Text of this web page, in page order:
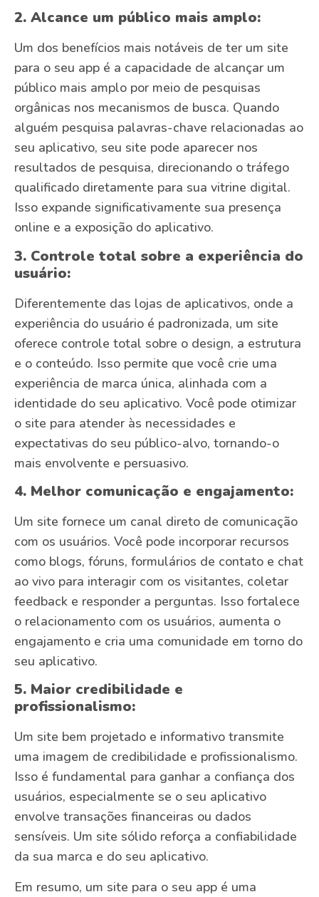
2. Alcance um público mais amplo:
Um dos benefícios mais notáveis de ter um site
para o seu app é a capacidade de alcançar um
público mais amplo por meio de pesquisas
orgânicas nos mecanismos de busca. Quando
alguém pesquisa palavras-chave relacionadas ao
seu aplicativo, seu site pode aparecer nos
resultados de pesquisa, direcionando o tráfego
qualificado diretamente para sua vitrine digital.
Isso expande significativamente sua presença
online e a exposição do aplicativo.
3. Controle total sobre a experiência do
usuário:
Diferentemente das lojas de aplicativos, onde a
experiência do usuário é padronizada, um site
oferece controle total sobre o design, a estrutura
e o conteúdo. Isso permite que você crie uma
experiência de marca única, alinhada com a
identidade do seu aplicativo. Você pode otimizar
o site para atender às necessidades e
expectativas do seu público-alvo, tornando-o
mais envolvente e persuasivo.
4. Melhor comunicação e engajamento:
Um site fornece um canal direto de comunicação
com os usuários. Você pode incorporar recursos
como blogs, fóruns, formulários de contato e chat
ao vivo para interagir com os visitantes, coletar
feedback e responder a perguntas. Isso fortalece
o relacionamento com os usuários, aumenta o
engajamento e cria uma comunidade em torno do
seu aplicativo.
5. Maior credibilidade e
profissionalismo:
Um site bem projetado e informativo transmite
uma imagem de credibilidade e profissionalismo.
Isso é fundamental para ganhar a confiança dos
usuários, especialmente se o seu aplicativo
envolve transações financeiras ou dados
sensíveis. Um site sólido reforça a confiabilidade
da sua marca e do seu aplicativo.
Em resumo, um site para o seu app é uma